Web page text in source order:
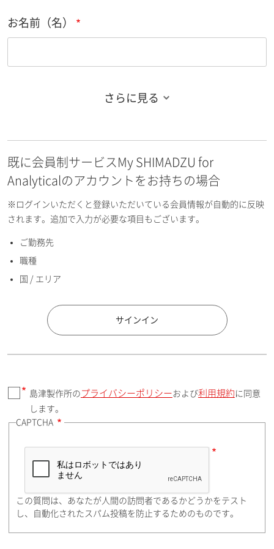
お名前（名）
お名前フリガナ（名）
E-mailアドレス（半角英数）
国 / エリア
郵便番号（勤務先）
住所検索
都道府県（勤務先）
さらに見る
既に会員制サービスMy SHIMADZU for
Analyticalのアカウントをお持ちの場合
※ログインいただくと登録いただいている会員情報が自動的に反映
されます。追加で入力が必要な項目もございます。
ご勤務先
職種
国 / エリア
サインイン
島津製作所の プライバシーポリシー および利用規約 に同意
します。
CAPTCHA
この質問は、あなたが人間の訪問者であるかどうかをテスト
し、自動化されたスパム投稿を防止するためのものです。